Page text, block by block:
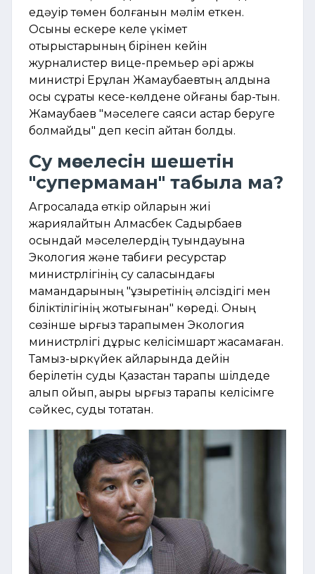
едәуір төмен болғанын мәлім еткен.
Осыны ескере келе үкімет
отырыстарының бірінен кейін
журналистер вице-премьер әрі қаржы
министрі Ерұлан Жамаубаевтың алдына
осы сұрақты кесе-көлдене қойғаны бар-тын.
Жамаубаев "мәселеге саяси астар беруге
болмайды" деп кесіп айтқан болды.
Су мәселесін шешетін
"супермаман" табыла ма?
Агросалада өткір ойларын жиі
жариялайтын Алмасбек Садырбаев
осындай мәселелердің туындауына
Экология және табиғи ресурстар
министрлігінің су саласындағы
мамандарының "құзыретінің әлсіздігі мен
біліктілігінің жоқтығынан" көреді. Оның
сөзінше қырғыз тарапымен Экология
министрлігі дұрыс келісімшарт жасамаған.
Тамыз-қыркүйек айларында дейін
берілетін суды Қазақстан тарапы шілдеде
алып қойып, ақыры қырғыз тарапы келісімге
сәйкес, суды тоқтатқан.